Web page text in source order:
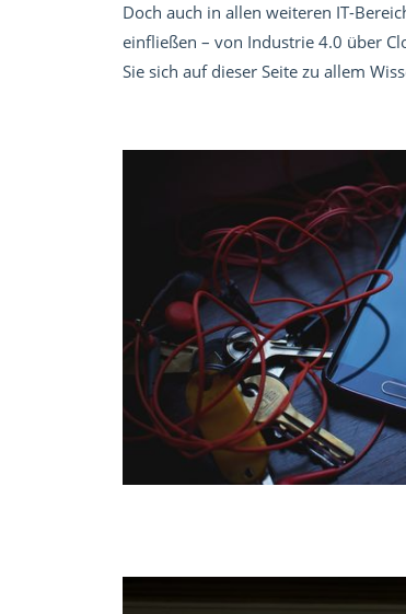
Doch auch in allen weiteren IT-
einfließen – von Industrie 4.0 über
Sie sich auf dieser Seite zu allem